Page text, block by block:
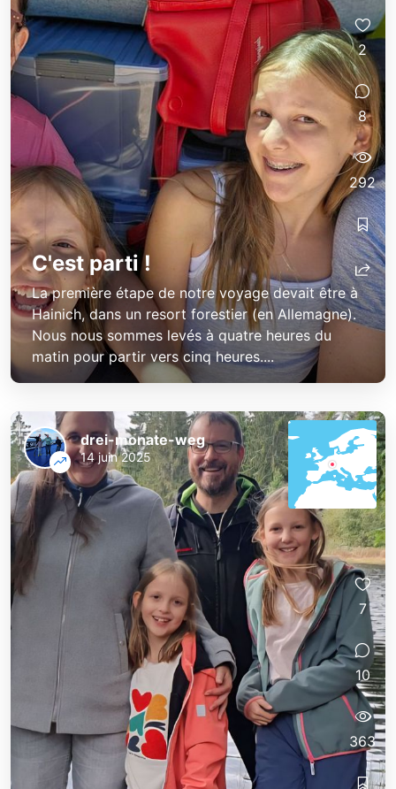
C'est parti !
La première étape de notre voyage devait être à
Hainich, dans un resort forestier (en Allemagne).
Nous nous sommes levés à quatre heures du
matin pour partir vers cinq heures....
2
8
292
drei-monate-weg
14 juin 2025
7
10
363